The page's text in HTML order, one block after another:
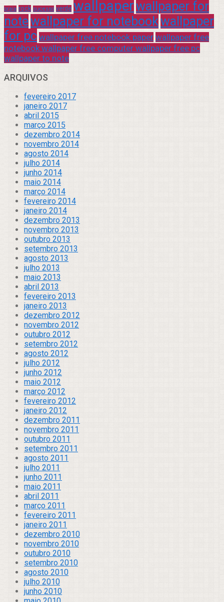
praia rock sucesso verde wallpaperwallpaper for
notewallpaper for notebookwallpaper
for pc wallpaper free notebook paper wallpaper free
notebook wallpaper free computer wallpaper free pc
wallpaper to note
ARQUIVOS
fevereiro 2017
janeiro 2017
abril 2015
março 2015
dezembro 2014
novembro 2014
agosto 2014
julho 2014
junho 2014
maio 2014
março 2014
fevereiro 2014
janeiro 2014
dezembro 2013
novembro 2013
outubro 2013
setembro 2013
agosto 2013
julho 2013
maio 2013
abril 2013
fevereiro 2013
janeiro 2013
dezembro 2012
novembro 2012
outubro 2012
setembro 2012
agosto 2012
julho 2012
junho 2012
maio 2012
março 2012
fevereiro 2012
janeiro 2012
dezembro 2011
novembro 2011
outubro 2011
setembro 2011
agosto 2011
julho 2011
junho 2011
maio 2011
abril 2011
março 2011
fevereiro 2011
janeiro 2011
dezembro 2010
novembro 2010
outubro 2010
setembro 2010
agosto 2010
julho 2010
junho 2010